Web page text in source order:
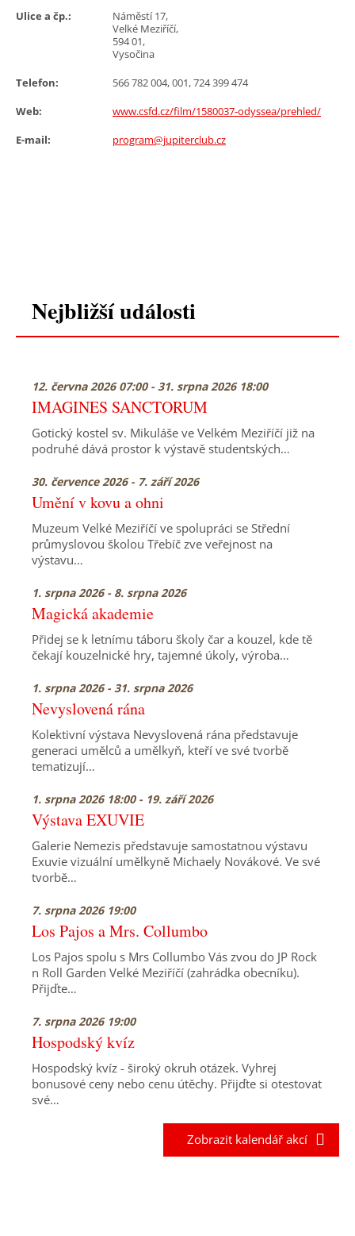
Ulice a čp.:
Náměstí 17,
Velké Meziříčí,
594 01,
Vysočina
Telefon:
566 782 004, 001, 724 399 474
Web:
www.csfd.cz/film/1580037-odyssea/prehled/
E-mail:
program@jupiterclub.cz
Nejbližší události
12. června 2026 07:00 - 31. srpna 2026 18:00
IMAGINES SANCTORUM
Gotický kostel sv. Mikuláše ve Velkém Meziříčí již na
podruhé dává prostor k výstavě studentských…
30. července 2026 - 7. září 2026
Umění v kovu a ohni
Muzeum Velké Meziříčí ve spolupráci se Střední
průmyslovou školou Třebíč zve veřejnost na
výstavu…
1. srpna 2026 - 8. srpna 2026
Magická akademie
Přidej se k letnímu táboru školy čar a kouzel, kde tě
čekají kouzelnické hry, tajemné úkoly, výroba…
1. srpna 2026 - 31. srpna 2026
Nevyslovená rána
Kolektivní výstava Nevyslovená rána představuje
generaci umělců a umělkyň, kteří ve své tvorbě
tematizují…
1. srpna 2026 18:00 - 19. září 2026
Výstava EXUVIE
Galerie Nemezis představuje samostatnou výstavu
Exuvie vizuální umělkyně Michaely Novákové. Ve své
tvorbě…
7. srpna 2026 19:00
Los Pajos a Mrs. Collumbo
Los Pajos spolu s Mrs Collumbo Vás zvou do JP Rock
n Roll Garden Velké Meziříčí (zahrádka obecníku).
Přijďte…
7. srpna 2026 19:00
Hospodský kvíz
Hospodský kvíz - široký okruh otázek. Vyhrej
bonusové ceny nebo cenu útěchy. Přijďte si otestovat
své…
Zobrazit kalendář akcí